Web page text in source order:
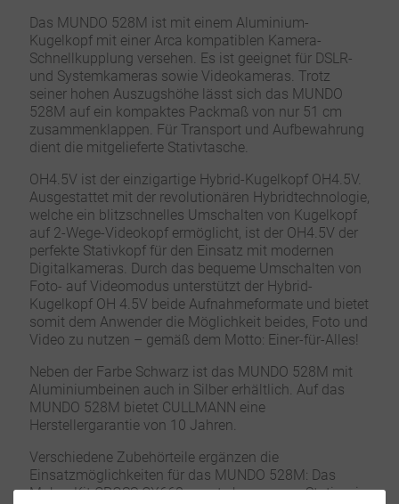
Das MUNDO 528M ist mit einem Aluminium-
Kugelkopf mit einer Arca kompatiblen Kamera-
Schnellkupplung versehen. Es ist geeignet für DSLR-
und Systemkameras sowie Videokameras. Trotz
seiner hohen Auszugshöhe lässt sich das MUNDO
528M auf ein kompaktes Packmaß von nur 51 cm
zusammenklappen. Für Transport und Aufbewahrung
dient die mitgelieferte Stativtasche.
OH4.5V ist der einzigartige Hybrid-Kugelkopf OH4.5V.
Ausgestattet mit der revolutionären Hybridtechnologie,
welche ein blitzschnelles Umschalten von Kugelkopf
auf 2-Wege-Videokopf ermöglicht, ist der OH4.5V der
perfekte Stativkopf für den Einsatz mit modernen
Digitalkameras. Durch das bequeme Umschalten von
Foto- auf Videomodus unterstützt der Hybrid-
Kugelkopf OH 4.5V beide Aufnahmeformate und bietet
somit dem Anwender die Möglichkeit beides, Foto und
Video zu nutzen – gemäß dem Motto: Einer-für-Alles!
Neben der Farbe Schwarz ist das MUNDO 528M mit
Aluminiumbeinen auch in Silber erhältlich. Auf das
MUNDO 528M bietet CULLMANN eine
Herstellergarantie von 10 Jahren.
Verschiedene Zubehörteile ergänzen die
Einsatzmöglichkeiten für das MUNDO 528M: Das
Makro-Kit CROSS CX668 passt ebenso zum Stativ wie